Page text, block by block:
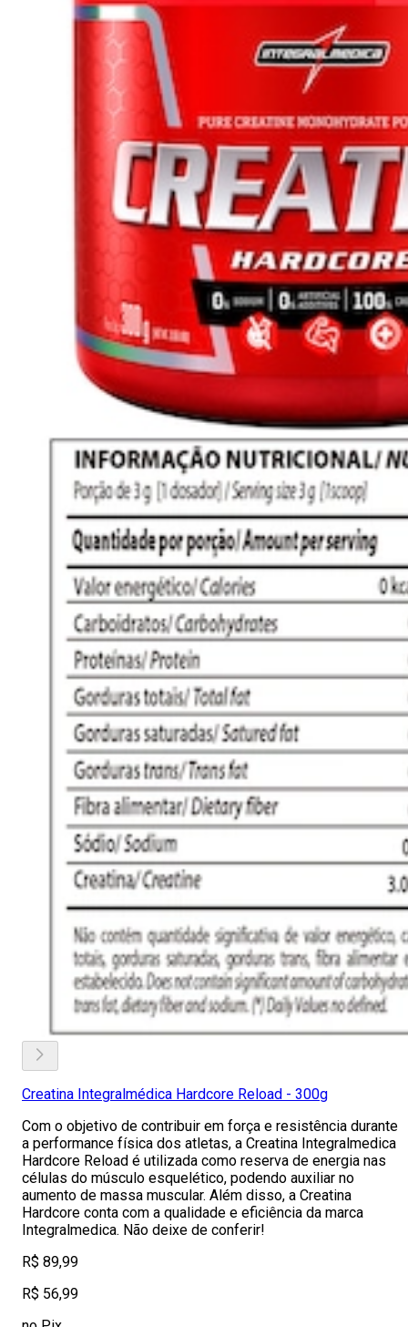
Creatina Integralmédica Hardcore Reload - 300g
Com o objetivo de contribuir em força e resistência durante
a performance física dos atletas, a Creatina Integralmedica
Hardcore Reload é utilizada como reserva de energia nas
células do músculo esquelético, podendo auxiliar no
aumento de massa muscular. Além disso, a Creatina
Hardcore conta com a qualidade e eficiência da marca
Integralmedica. Não deixe de conferir!
R$ 89,99
R$ 56,99